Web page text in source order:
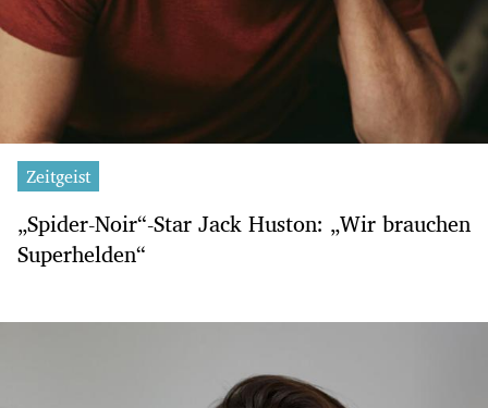
Zeitgeist
„Spider-Noir“-Star Jack Huston: „Wir brauchen
Superhelden“